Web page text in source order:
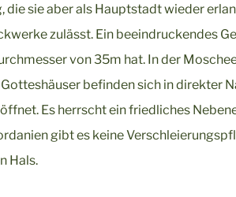
sie aber als Hauptstadt wieder
zulässt. Ein beeindruckendes
von 35m hat. In der
befinden sich in direkter
Es herrscht ein friedliches
gibt es keine
Hals.